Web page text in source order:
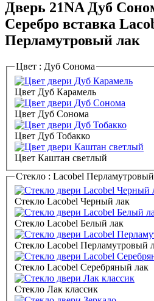
Дверь 21NA Дуб
Серебро вставка
Перламутровый лак
Цвет : Дуб Сонома
Цвет Дуб Карамель
Цвет Дуб Сонома
Цвет Дуб Тобакко
Цвет Каштан светлый
Стекло : Lacobel
Стекло Lacobel Черный лак
Стекло Lacobel Белый лак
Стекло Lacobel Перламутровый
Стекло Lacobel Серебряный лак
Стекло Лак классик